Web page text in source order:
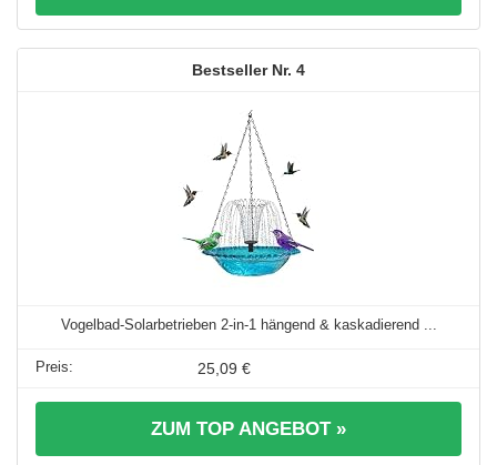
4
Vogelbad-Solarbetrieben 2-in-1 hängend & kaskadierend ...
25,09 €
ZUM TOP ANGEBOT »